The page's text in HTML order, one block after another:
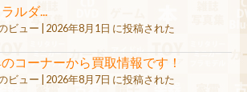
ルダ...
ビュー | 2026年8月1日 に投稿された
コーナーから買取情報です！
ビュー | 2026年8月7日 に投稿された